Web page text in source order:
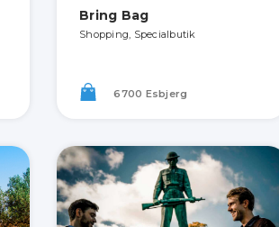
Bring Bag
Shopping, Specialbutik
6700 Esbjerg